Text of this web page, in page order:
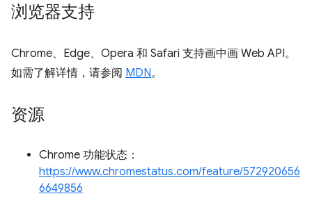
浏览器支持
Chrome、Edge、Opera 和 Safari 支持画中画 Web API。
如需了解详情，请参阅 MDN。
资源
Chrome 功能状态：
https://www.chromestatus.com/feature/572920656
6649856